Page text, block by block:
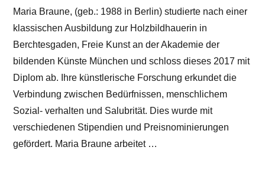
Maria Braune, (geb.: 1988 in Berlin) studierte nach einer
klassischen Ausbildung zur Holzbildhauerin in
Berchtesgaden, Freie Kunst an der Akademie der
bildenden Künste München und schloss dieses 2017 mit
Diplom ab. Ihre künstlerische Forschung erkundet die
Verbindung zwischen Bedürfnissen, menschlichem
Sozial- verhalten und Salubrität. Dies wurde mit
verschiedenen Stipendien und Preisnominierungen
gefördert. Maria Braune arbeitet …